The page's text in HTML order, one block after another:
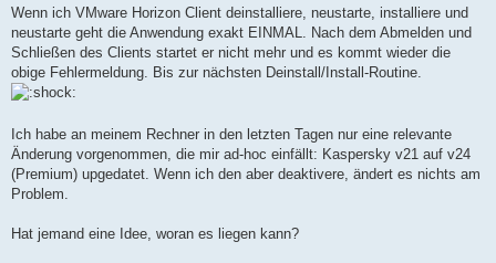
Wenn ich VMware Horizon Client deinstalliere, neustarte, installiere und
neustarte geht die Anwendung exakt EINMAL. Nach dem Abmelden und
Schließen des Clients startet er nicht mehr und es kommt wieder die
obige Fehlermeldung. Bis zur nächsten Deinstall/Install-Routine.
Ich habe an meinem Rechner in den letzten Tagen nur eine relevante
Änderung vorgenommen, die mir ad-hoc einfällt: Kaspersky v21 auf v24
(Premium) upgedatet. Wenn ich den aber deaktivere, ändert es nichts am
Problem.
Hat jemand eine Idee, woran es liegen kann?